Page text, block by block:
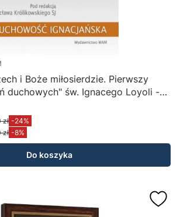
i Boże miłosierdzie. Pierwszy
duchowych" św. Ignacego Loyoli -
Królikowskiego SJ
-24%
zł -8%
Do koszyka